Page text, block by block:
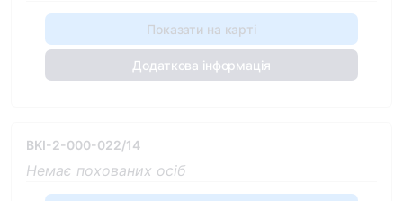
Показати на карті
Додаткова інформація
BKI-2-000-022/14
Немає похованих осіб